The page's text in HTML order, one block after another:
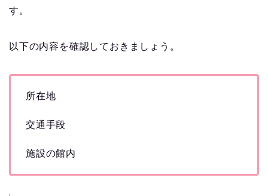
す。
以下の内容を確認しておきましょう。
所在地
交通手段
施設の館内